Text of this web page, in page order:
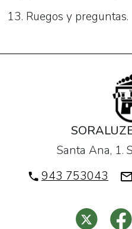
13. Ruegos y preguntas.
Santa Ana, 1.
943 753043